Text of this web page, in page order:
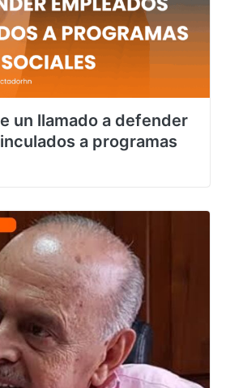
un llamado a defender